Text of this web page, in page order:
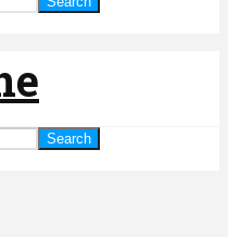
Search